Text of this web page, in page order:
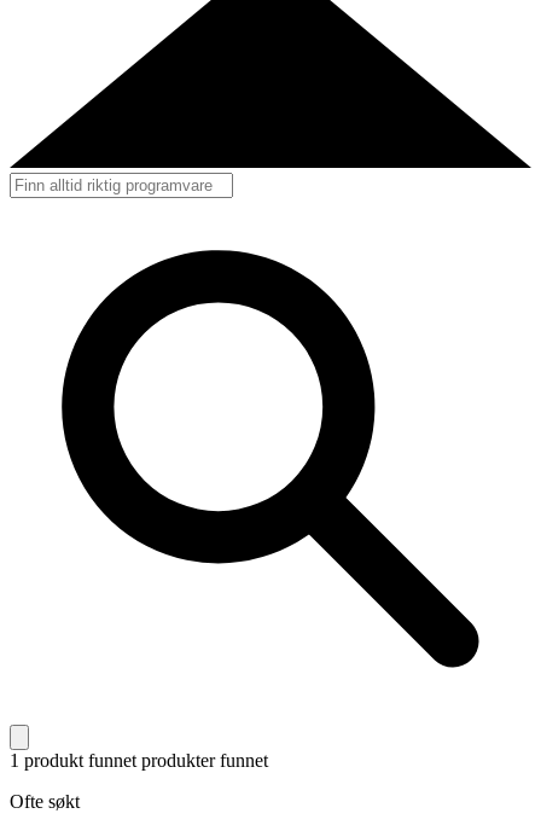
1 produkt funnet produkter funnet
Ofte søkt